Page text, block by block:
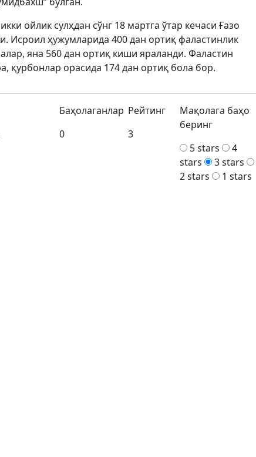
ойлик сулҳдан сўнг 18 мартга ўтар кечаси Ғазо
Исроил ҳужумларида 400 дан ортиқ фаластинлик
яна 560 дан ортиқ киши яраланди. Фаластин
қурбонлар орасида 174 дан ортиқ бола бор.
Баҳолаганлар
0
Рейтинг
3
Мақолага баҳо
беринг
5 stars
4
stars
3 stars
2 stars
1 stars